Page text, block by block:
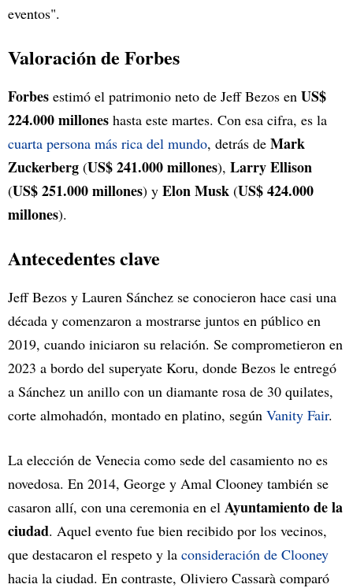
eventos".
Valoración de Forbes
Forbes estimó el patrimonio neto de Jeff Bezos en US$
224.000 millones hasta este martes. Con esa cifra, es la
cuarta persona más rica del mundo, detrás de Mark
Zuckerberg (US$ 241.000 millones), Larry Ellison
(US$ 251.000 millones) y Elon Musk (US$ 424.000
millones).
Antecedentes clave
Jeff Bezos y Lauren Sánchez se conocieron hace casi una
década y comenzaron a mostrarse juntos en público en
2019, cuando iniciaron su relación. Se comprometieron en
2023 a bordo del superyate Koru, donde Bezos le entregó
a Sánchez un anillo con un diamante rosa de 30 quilates,
corte almohadón, montado en platino, según Vanity Fair.
La elección de Venecia como sede del casamiento no es
novedosa. En 2014, George y Amal Clooney también se
casaron allí, con una ceremonia en el Ayuntamiento de la
ciudad. Aquel evento fue bien recibido por los vecinos,
que destacaron el respeto y la consideración de Clooney
hacia la ciudad. En contraste, Oliviero Cassarà comparó